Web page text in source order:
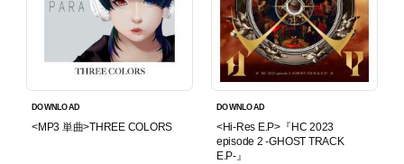
DOWNLOAD
<MP3 単曲>THREE COLORS
DOWNLOAD
<Hi-Res E.P>『HC 2023
episode 2 -GHOST TRACK
E.P-』